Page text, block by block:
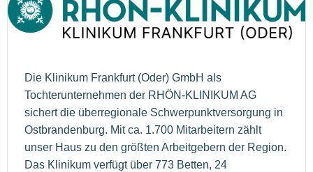
Die Klinikum Frankfurt (Oder) GmbH als
Tochterunternehmen der RHÖN-KLINIKUM AG
sichert die überregionale Schwerpunktversorgung in
Ostbrandenburg. Mit ca. 1.700 Mitarbeitern zählt
unser Haus zu den größten Arbeitgebern der Region.
Das Klinikum verfügt über 773 Betten, 24